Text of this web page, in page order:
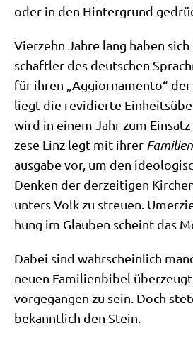
oder in den Hin­ter­grund
Vier­zehn Jah­re lang haben
schaft­ler des deut­schen
für ihren „Aggior­na­men­to“
liegt die revi­dier­te
wird in einem Jahr zum
ze­se Linz legt mit ihrer
aus­ga­be vor, um den
Den­ken der der­zei­ti­gen
unters Volk zu streu­en.
hung im Glau­ben scheint das
Dabei sind wahr­schein­lich
neu­en Fami­li­en­bi­bel
vor­ge­gan­gen zu sein. Doch
bekannt­lich den Stein.